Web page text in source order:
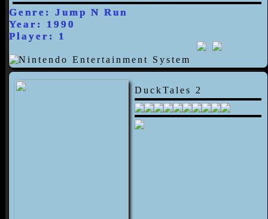
Genre: Jump N Run
Year: 1990
Player: 1
DuckTales 2